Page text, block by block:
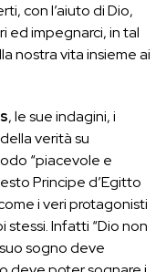
con l’aiuto di Dio,
ed impegnarci, in tal
nostra vita insieme ai
, le sue indagini, i
verità su
“piacevole e
Principe d’Egitto
i veri protagonisti
Infatti “Dio non
sogno deve